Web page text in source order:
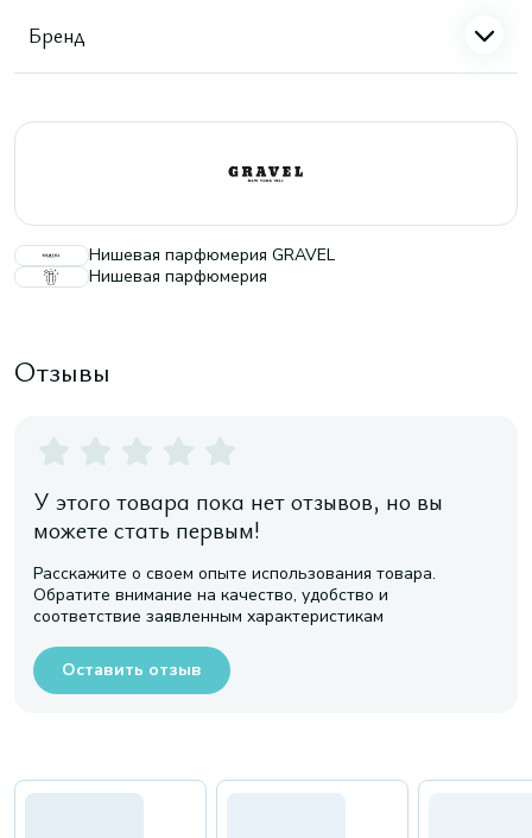
Бренд
Нишевая парфюмерия GRAVEL
Нишевая парфюмерия
Отзывы
У этого товара пока нет отзывов, но вы
можете стать первым!
Расскажите о своем опыте использования товара.
Обратите внимание на качество, удобство и
соответствие заявленным характеристикам
Оставить отзыв